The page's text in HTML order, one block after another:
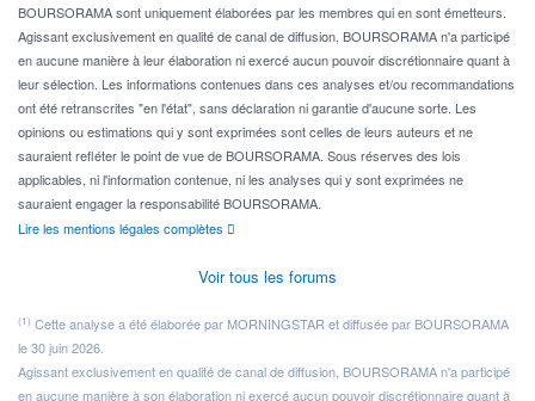
BOURSORAMA sont uniquement élaborées par les membres qui en sont émetteurs.
Agissant exclusivement en qualité de canal de diffusion, BOURSORAMA n'a participé
en aucune manière à leur élaboration ni exercé aucun pouvoir discrétionnaire quant à
leur sélection. Les informations contenues dans ces analyses et/ou recommandations
ont été retranscrites "en l'état", sans déclaration ni garantie d'aucune sorte. Les
opinions ou estimations qui y sont exprimées sont celles de leurs auteurs et ne
sauraient refléter le point de vue de BOURSORAMA. Sous réserves des lois
applicables, ni l'information contenue, ni les analyses qui y sont exprimées ne
sauraient engager la responsabilité BOURSORAMA.
Lire les mentions légales complètes
Voir tous les forums
(1) Cette analyse a été élaborée par MORNINGSTAR et diffusée par BOURSORAMA
le 30 juin 2026.
Agissant exclusivement en qualité de canal de diffusion, BOURSORAMA n'a participé
en aucune manière à son élaboration ni exercé aucun pouvoir discrétionnaire quant à